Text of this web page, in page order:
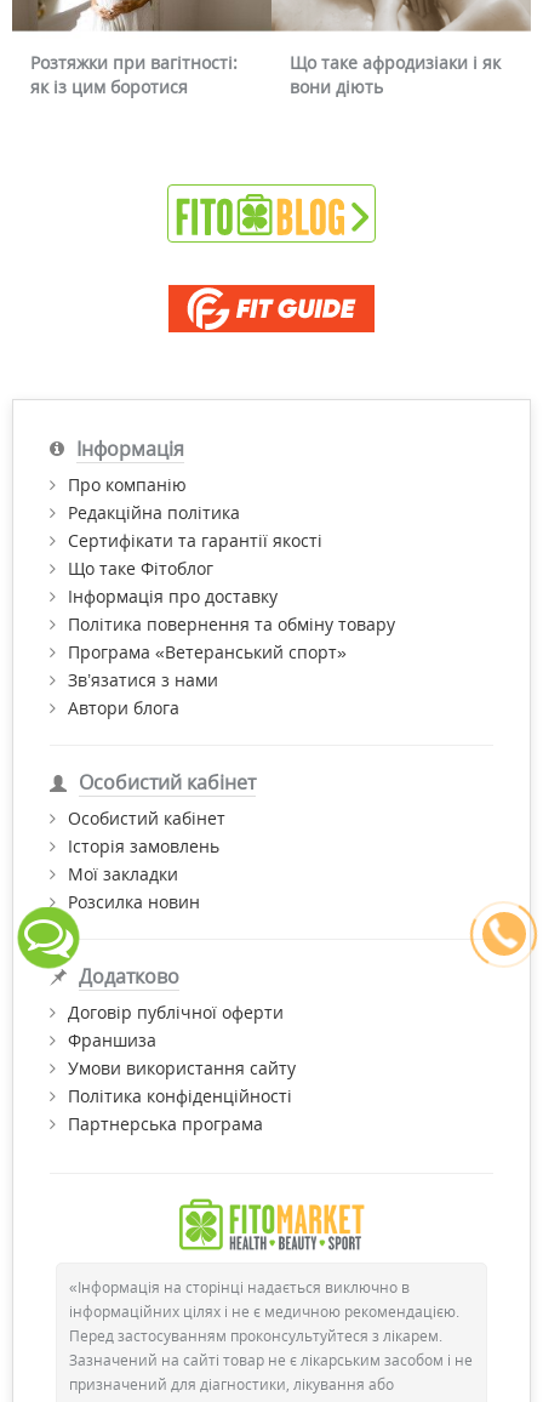
Що таке афродизіаки і як
вони діють
Чому червоніє обличчя і
чи можна це прибрати
Інформація
Про компанію
Редакційна політика
Сертифікати та гарантії якості
Що таке Фітоблог
Інформація про доставку
Політика повернення та обміну товару
Програма «Ветеранський спорт»
Зв’язатися з нами
Автори блога
Особистий кабінет
Особистий кабінет
Історія замовлень
Мої закладки
Розсилка новин
Додатково
Договір публічної оферти
Франшиза
Умови використання сайту
Політика конфіденційності
Партнерська програма
«Інформація на сторінці надається виключно в
інформаційних цілях і не є медичною рекомендацією.
Перед застосуванням проконсультуйтеся з лікарем.
Зазначений на сайті товар не є лікарським засобом і не
призначений для діагностики, лікування або